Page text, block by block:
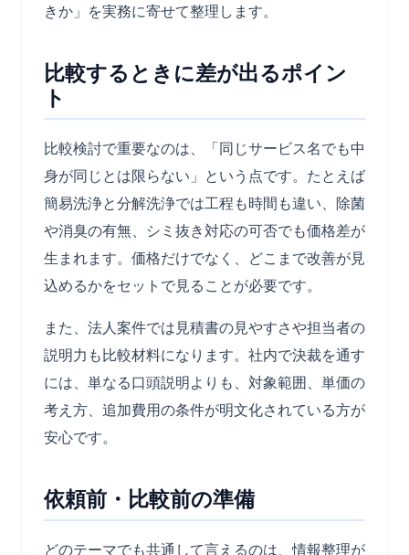
きか」を実務に寄せて整理します。
比較するときに差が出るポイン
ト
比較検討で重要なのは、「同じサービス名でも中
身が同じとは限らない」という点です。たとえば
簡易洗浄と分解洗浄では工程も時間も違い、除菌
や消臭の有無、シミ抜き対応の可否でも価格差が
生まれます。価格だけでなく、どこまで改善が見
込めるかをセットで見ることが必要です。
また、法人案件では見積書の見やすさや担当者の
説明力も比較材料になります。社内で決裁を通す
には、単なる口頭説明よりも、対象範囲、単価の
考え方、追加費用の条件が明文化されている方が
安心です。
依頼前・比較前の準備
どのテーマでも共通して言えるのは、情報整理が